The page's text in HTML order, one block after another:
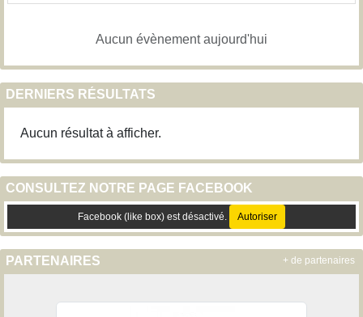
Aucun évènement aujourd'hui
DERNIERS RÉSULTATS
Aucun résultat à afficher.
CONSULTEZ NOTRE PAGE FACEBOOK
Facebook (like box) est désactivé. Autoriser
PARTENAIRES + de partenaires